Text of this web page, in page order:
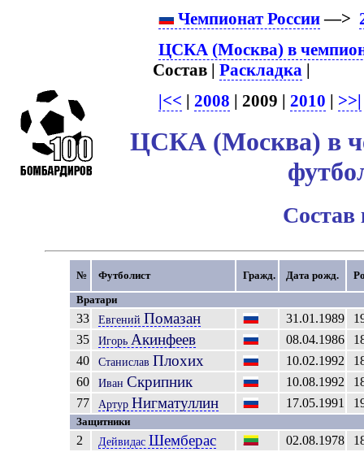
Чемпионат России—>
ЦСКА (Москва) в
Состав |Раскладка |
|<< | 2008 | 2009 | 2010 | >>|
ЦСКА (Москва) в
№ Футболист Гражд. Дата рожд.
Вратари
33 Евгений Помазан 31.01.1989
35
Игорь Акинфеев 08.04.1986
40
Станислав Плохих 10.02.1992
60
Иван Скрипник 10.08.1992
77
Артур Нигматуллин 17.05.1991
Защитники
2 Дейвидас Шемберас 02.08.1978